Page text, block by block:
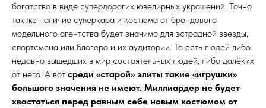
богатство в виде супердорогих ювелирных украшений. Точно
так же наличие суперкара и костюма от брендового
модельного агентства будет значимо для эстрадной звезды,
спортсмена или блогера и их аудитории. То есть людей либо
недавно вышедших в мир состоятельных людей, либо далёких
от него. А вот среди «старой» элиты такие «игрушки»
большого значения не имеют. Миллиардер не будет
хвастаться перед равным себе новым костюмом от